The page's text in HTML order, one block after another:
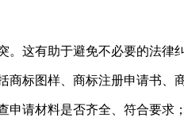
这有助于避免不必要的法律
标图样、商标注册申请书、
请材料是否齐全、符合要